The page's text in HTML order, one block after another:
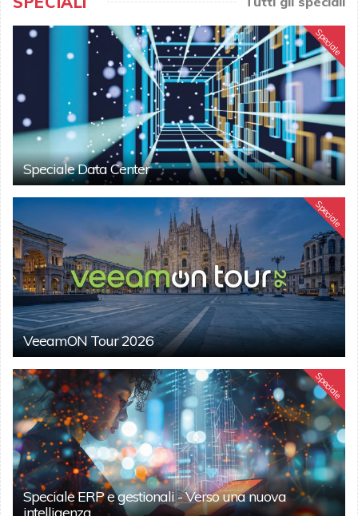
Speciale
Speciale Data Center
Speciale
VeeamON Tour 2026
Speciale
Speciale ERP e gestionali - Verso una nuova